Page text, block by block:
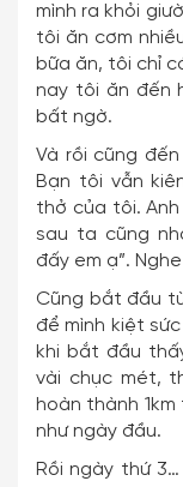
mình ra khỏi
tôi ăn cơm
bữa ăn, tôi chỉ
nay tôi ăn đến
bất ngờ.
Và rồi cũng
Bạn tôi vẫn
thở của tôi.
sau ta cũng
đấy em ạ”.
Cũng bắt đầu
để mình kiệt
khi bắt đầu
vài chục mét,
hoàn thành
như ngày đầu.
Rồi ngày thứ